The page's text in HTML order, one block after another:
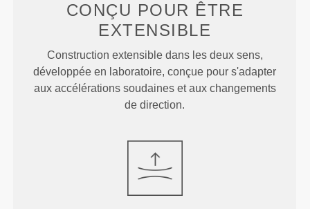
CONÇU POUR ÊTRE
EXTENSIBLE
Construction extensible dans les deux sens,
développée en laboratoire, conçue pour s'adapter
aux accélérations soudaines et aux changements
de direction.